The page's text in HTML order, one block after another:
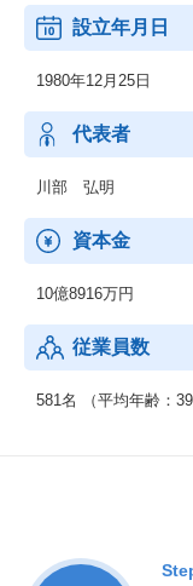
会社のグループにな
設立年月日
1980年12月25日
代表者
川部 弘明
資本金
10億8916万円
従業員数
581名 （平均年齢：39